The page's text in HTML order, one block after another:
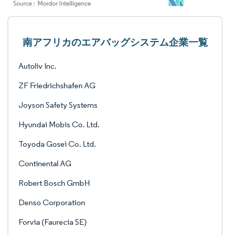
南アフリカのエアバッグシステム企業一覧
Autoliv Inc.
ZF Friedrichshafen AG
Joyson Safety Systems
Hyundai Mobis Co. Ltd.
Toyoda Gosei Co. Ltd.
Continental AG
Robert Bosch GmbH
Denso Corporation
Forvia (Faurecia SE)